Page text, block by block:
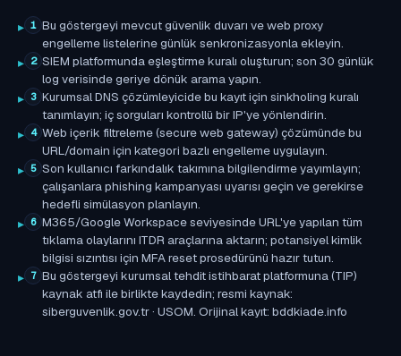
1 Bu göstergeyi mevcut güvenlik duvarı ve web proxy
engelleme listelerine günlük senkronizasyonla ekleyin.
2 SIEM platformunda eşleştirme kuralı oluşturun; son 30 günlük
log verisinde geriye dönük arama yapın.
3 Kurumsal DNS çözümleyicide bu kayıt için sinkholing kuralı
tanımlayın; iç sorguları kontrollü bir IP'ye yönlendirin.
4 Web içerik filtreleme (secure web gateway) çözümünde bu
URL/domain için kategori bazlı engelleme uygulayın.
5 Son kullanıcı farkındalık takımına bilgilendirme yayımlayın;
çalışanlara phishing kampanyası uyarısı geçin ve gerekirse
hedefli simülasyon planlayın.
6 M365/Google Workspace seviyesinde URL'ye yapılan tüm
tıklama olaylarını ITDR araçlarına aktarın; potansiyel kimlik
bilgisi sızıntısı için MFA reset prosedürünü hazır tutun.
7 Bu göstergeyi kurumsal tehdit istihbarat platformuna (TIP)
kaynak atfı ile birlikte kaydedin; resmi kaynak:
siberguvenlik.gov.tr · USOM. Orijinal kayıt: bddkiade.info